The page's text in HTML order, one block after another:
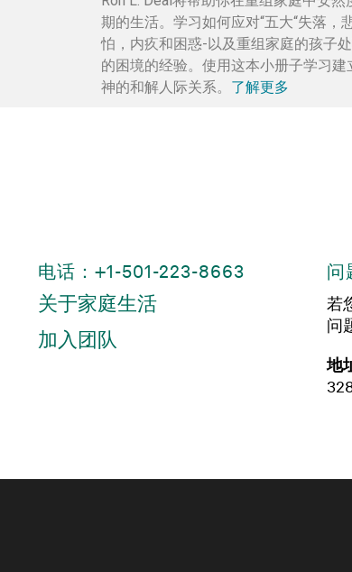
期的生活。学习如何应对“五大“失落，
怕，内疚和困惑-以及重组家庭的孩子
的困境的经验。使用这本小册子学习建
神的和解人际关系。 了解更多
电话：+1-501-223-8663
关于家庭生活
加入团队
问
若
问
地